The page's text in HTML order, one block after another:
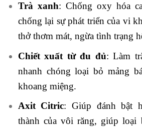
Trà xanh: Chống oxy hóa
chống lại sự phát triển của vi
thở thơm mát, ngừa tình trạng
Chiết xuất từ đu đủ: Làm
nhanh chóng loại bỏ mảng
khoang miệng.
Axit Citric: Giúp đánh bật
thành của vôi răng, giúp loại